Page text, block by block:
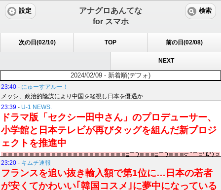
アナグロあんてな
for スマホ
設定 検索
次の日(02/10) TOP 前の日(02/08)
NEXT
2024/02/09 - 新着順(デフォ)
23:40 - にゅーすアルー！
メッシ、政治的陰謀により中国を軽視し日本を優遇か
23:39 - U-1 NEWS.
ドラマ版「セクシー田中さん」のプロデューサー、
小学館と日本テレビが再びタッグを組んだ新プロジ
ェクトを推進中
23:20 - キムチ速報
フランスを追い抜き輸入額で第1位に…日本の若者
が安くてかわいい｢韓国コスメ｣に夢中になっている